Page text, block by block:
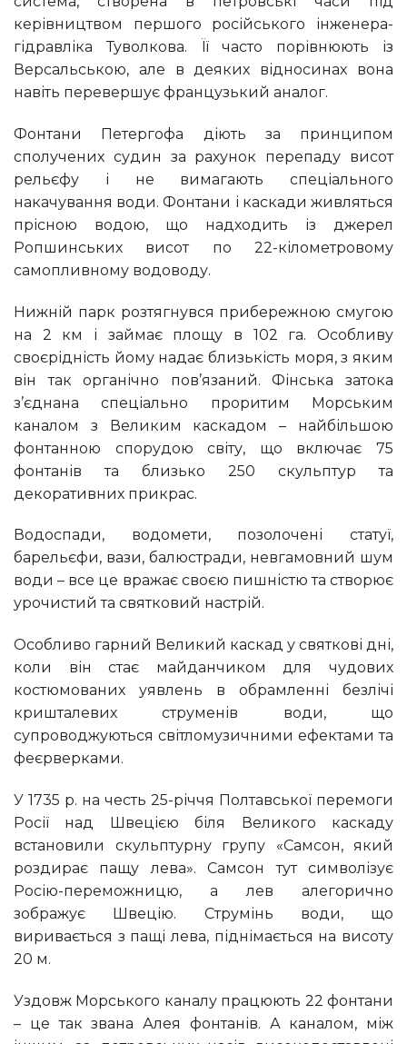
керівництвом першого російського інженера-
гідравліка Туволкова. Її часто порівнюють із
Версальською, але в деяких відносинах вона
навіть перевершує французький аналог.
Фонтани Петергофа діють за принципом
сполучених судин за рахунок перепаду висот
рельєфу і не вимагають спеціального
накачування води. Фонтани і каскади живляться
прісною водою, що надходить із джерел
Ропшинських висот по 22-кілометровому
самопливному водоводу.
Нижній парк розтягнувся прибережною смугою
на 2 км і займає площу в 102 га. Особливу
своєрідність йому надає близькість моря, з яким
він так органічно пов’язаний. Фінська затока
з’єднана спеціально проритим Морським
каналом з Великим каскадом – найбільшою
фонтанною спорудою світу, що включає 75
фонтанів та близько 250 скульптур та
декоративних прикрас.
Водоспади, водомети, позолочені статуї,
барельєфи, вази, балюстради, невгамовний шум
води – все це вражає своєю пишністю та створює
урочистий та святковий настрій.
Особливо гарний Великий каскад у святкові дні,
коли він стає майданчиком для чудових
костюмованих уявлень в обрамленні безлічі
кришталевих струменів води, що
супроводжуються світломузичними ефектами та
феєрверками.
У 1735 р. на честь 25-річчя Полтавської перемоги
Росії над Швецією біля Великого каскаду
встановили скульптурну групу «Самсон, який
роздирає пащу лева». Самсон тут символізує
Росію-переможницю, а лев алегорично
зображує Швецію. Струмінь води, що
виривається з пащі лева, піднімається на висоту
20 м.
Уздовж Морського каналу працюють 22 фонтани
– це так звана Алея фонтанів. А каналом, між